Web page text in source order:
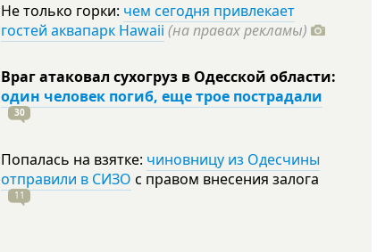
Не только горки: чем сегодня привлекает
гостей аквапарк Hawaii (на правах рекламы)
Враг атаковал сухогруз в Одесской области:
один человек погиб, еще трое пострадали
30
Попалась на взятке: чиновницу из Одесчины
отправили в СИЗО с правом внесения залога
11